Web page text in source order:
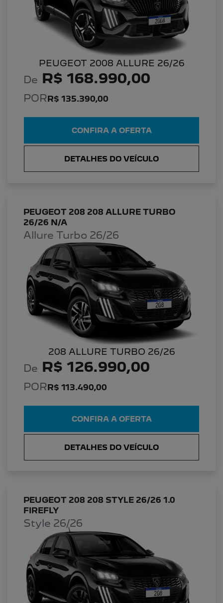
PEUGEOT 2008 ALLURE 26/26
De R$ 168.990,00
POR R$ 135.390,00
CONFIRA A OFERTA
DETALHES DO VEÍCULO
PEUGEOT 208 208 ALLURE TURBO
26/26 N/A
Allure Turbo 26/26
208 ALLURE TURBO 26/26
De R$ 126.990,00
PORR$ 113.490,00
CONFIRA A OFERTA
DETALHES DO VEÍCULO
PEUGEOT 208 208 STYLE 26/26 1.0
FIREFLY
Style 26/26